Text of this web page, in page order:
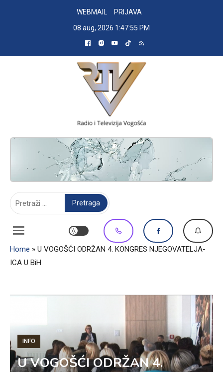
WEBMAIL
PRIJAVA
08 aug, 2026 1:47:56 PM
RADIO TELEVIZIJA VOGOŠĆA
Home » U VOGOŠĆI ODRŽAN 4. KONGRES NJEGOVATELJA-
ICA U BiH
INFO
U VOGOŠĆI ODRŽAN 4.